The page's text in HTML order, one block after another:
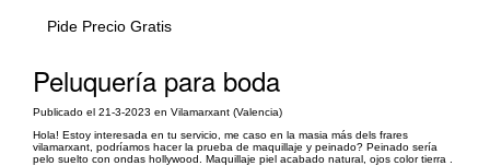
Pide Precio Gratis
Peluquería para boda
Publicado el 21-3-2023 en Vilamarxant (Valencia)
Hola! Estoy interesada en tu servicio, me caso en la masia más dels frares
vilamarxant, podríamos hacer la prueba de maquillaje y peinado? Peinado sería
pelo suelto con ondas hollywood. Maquillaje piel acabado natural, ojos color tierra .